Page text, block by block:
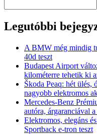
Legutóbbi
A BMW még mindig
40d teszt
Budapest Airport
kilométerre tehetik ki
Škoda Peaq: hét ülés,
nagyobb elektromos
Mercedes-Benz
autóra, árgaranciával
Elektromos, elegáns
Sportback e-tron teszt